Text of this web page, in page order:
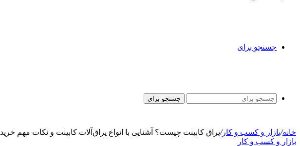
جستجو برای
جستجو برای
خانه/بازار و کسب و کار/یراق کابینت چیست؟ آشنایی با انواع یراق‌آلات کابینت و نکات مهم خرید
بازار و کسب و کار